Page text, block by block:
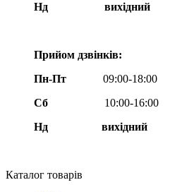
Нд
вихідний
Прийом дзвінків:
Пн-Пт
09:00-18:00
Сб
10:00-16:00
Нд вихідний
Каталог товарів